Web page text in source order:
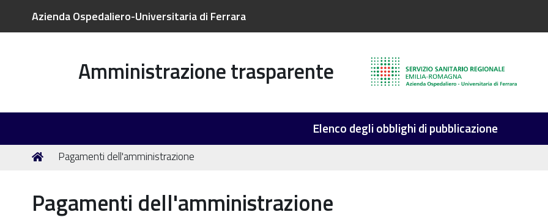
Azienda Ospedaliero-Universitaria di Ferrara
Amministrazione trasparente
Elenco degli obblighi di pubblicazione
Tu
Home
Pagamenti dell'amministrazione
Pagamenti dell'amministrazione